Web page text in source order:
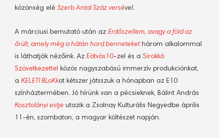
közönség elé Szerb Antal Száz versével.
A márciusi bemutató után az Erdőszellem, avagy a föld az
őrült, amely még a hátán hord bennetekethárom alkalommal
is láthatják nézőink. Az Eötvös10-zel és a Sirokkó
Szövetkezettel közös nagyszabású immerzív produkciónkat,
a KELETI BLoKkot kétszer játsszuk a hónapban az E10
színháztermében. Jó hírünk van a pécsieknek, Bálint András
Kosztolányi estje utazik a Zsolnay Kulturális Negyedbe április
11-én, szombaton, a magyar költészet napján.